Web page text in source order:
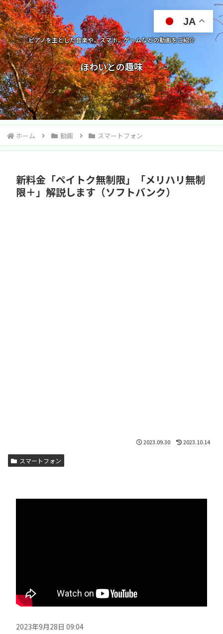
ピアノを主とした音楽や，スマホ，ゲームなどの動画をご紹介
ほわいとの趣味
ホーム 動画 スマートフォン
新料金「ペイトク無制限」「メリハリ無制
限＋」解説します（ソフトバンク）
2023.09.30 2023.10.14
スマートフォン
2023年9月28日 09:04
JA